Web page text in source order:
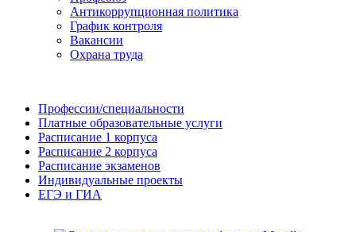
Антикоррупционная политика
График контроля
Вакансии
Охрана труда
Профессии/специальности
Платные образовательные услуги
Расписание 1 корпуса
Расписание 2 корпуса
Расписание экзаменов
Индивидуальные проекты
ЕГЭ и ГИА